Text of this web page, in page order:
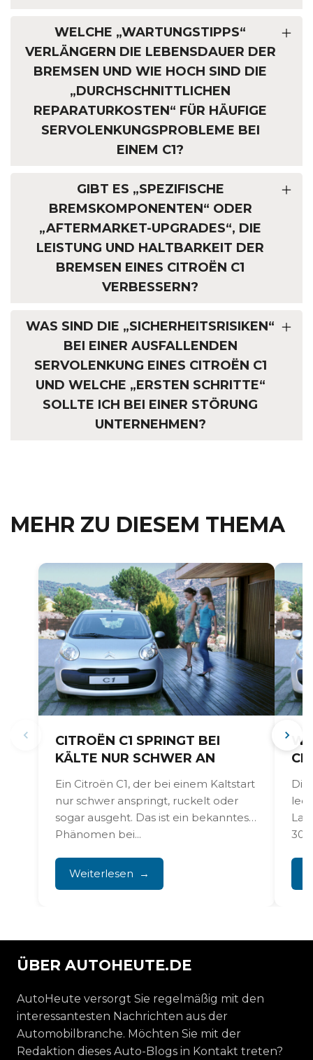
WELCHE „WARTUNGSTIPPS“
VERLÄNGERN DIE LEBENSDAUER DER
BREMSEN UND WIE HOCH SIND DIE
„DURCHSCHNITTLICHEN
REPARATURKOSTEN“ FÜR HÄUFIGE
SERVOLENKUNGSPROBLEME BEI
EINEM C1?
GIBT ES „SPEZIFISCHE
BREMSKOMPONENTEN“ ODER
„AFTERMARKET-UPGRADES“, DIE
LEISTUNG UND HALTBARKEIT DER
BREMSEN EINES CITROËN C1
VERBESSERN?
WAS SIND DIE „SICHERHEITSRISIKEN“
BEI EINER AUSFALLENDEN
SERVOLENKUNG EINES CITROËN C1
UND WELCHE „ERSTEN SCHRITTE“
SOLLTE ICH BEI EINER STÖRUNG
UNTERNEHMEN?
MEHR ZU DIESEM THEMA
CITROËN C1 SPRINGT BEI
KÄLTE NUR SCHWER AN
Ein Citroën C1, der bei einem Kaltstart
nur schwer anspringt, ruckelt oder
sogar ausgeht. Das ist ein bekanntes
Phänomen bei...
Weiterlesen
Die
ÜBER AUTOHEUTE.DE
AutoHeute versorgt Sie regelmäßig mit den
interessantesten Nachrichten aus der
Automobilbranche. Möchten Sie mit der
Redaktion dieses Auto-Blogs in Kontakt treten?